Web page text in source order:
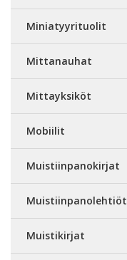
Miniatyyrituolit
Mittanauhat
Mittayksiköt
Mobiilit
Muistiinpanokirjat
Muistiinpanolehtiöt
Muistikirjat